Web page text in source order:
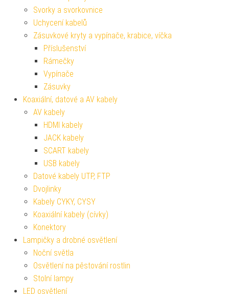
Svorky a svorkovnice
Uchycení kabelů
Zásuvkové kryty a vypínače, krabice, víčka
Příslušenství
Rámečky
Vypínače
Zásuvky
Koaxiální, datové a AV kabely
AV kabely
HDMI kabely
JACK kabely
SCART kabely
USB kabely
Datové kabely UTP, FTP
Dvojlinky
Kabely CYKY, CYSY
Koaxiální kabely (cívky)
Konektory
Lampičky a drobné osvětlení
Noční světla
Osvětlení na pěstování rostlin
Stolní lampy
LED osvětlení